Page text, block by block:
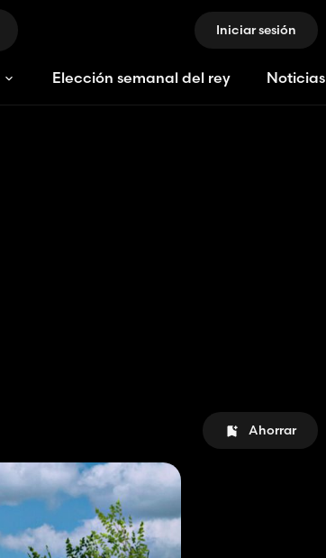
Iniciar sesión
Elección semanal del rey Noticias
Ahorrar